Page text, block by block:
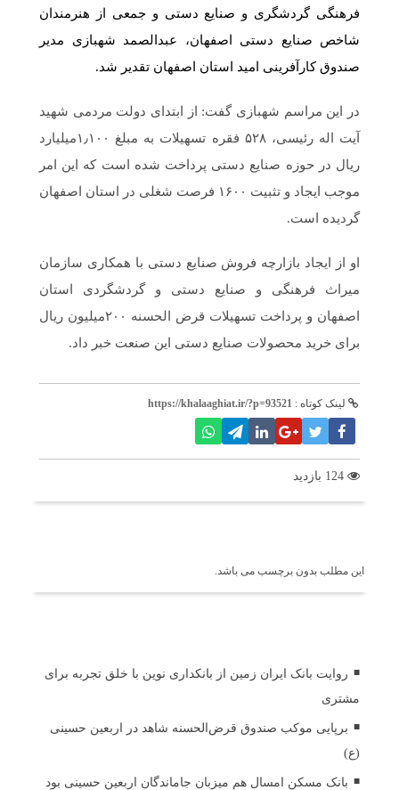
فرهنگی گردشگری و صنایع دستی و جمعی از هنرمندان
شاخص صنایع دستی اصفهان، عبدالصمد شهبازی مدیر
صندوق کارآفرینی امید استان اصفهان تقدیر شد.
در این مراسم شهبازی گفت: از ابتدای دولت مردمی شهید
آیت اله رئیسی، ۵۲۸ فقره تسهیلات به مبلغ ۱٫۱۰۰میلیارد
ریال در حوزه صنایع دستی پرداخت شده است که این امر
موجب ایجاد و تثبیت ۱۶۰۰ فرصت شغلی در استان اصفهان
گردیده است.
او از ایجاد بازارچه فروش صنایع دستی با همکاری سازمان
میراث فرهنگی و صنایع دستی و گردشگردی استان
اصفهان و پرداخت تسهیلات قرض الحسنه ۲۰۰میلیون ریال
برای خرید محصولات صنایع دستی این صنعت خبر داد.
لینک کوتاه : https://khalaaghiat.ir/?p=93521
این مطلب بدون برچسب می باشد.
روایت بانک ایران زمین از بانکداری نوین با خلق تجربه برای
مشتری
برپایی موکب صندوق قرض‌الحسنه شاهد در اربعین حسینی
(ع)
بانک مسکن امسال هم میزبان جاماندگان اربعین حسینی بود